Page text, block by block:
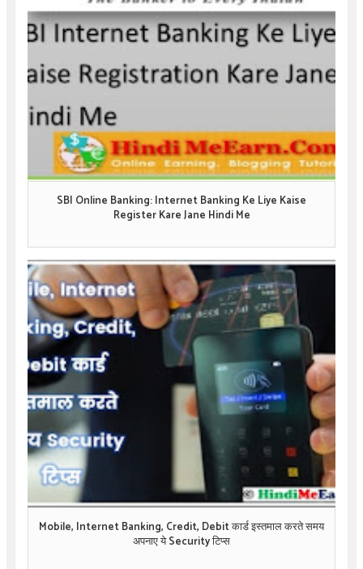
SBI Online Banking: Internet Banking Ke Liye Kaise
Register Kare Jane Hindi Me
Mobile, Internet Banking, Credit, Debit कार्ड इस्तमाल करते समय
अपनाए ये Security टिप्स